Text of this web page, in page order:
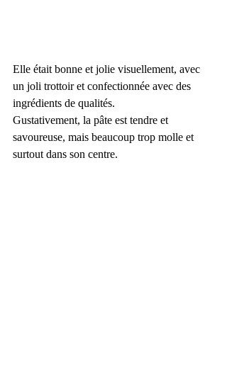
Elle était bonne et jolie visuellement, avec
un joli trottoir et confectionnée avec des
ingrédients de qualités.
Gustativement, la pâte est tendre et
savoureuse, mais beaucoup trop molle et
surtout dans son centre.